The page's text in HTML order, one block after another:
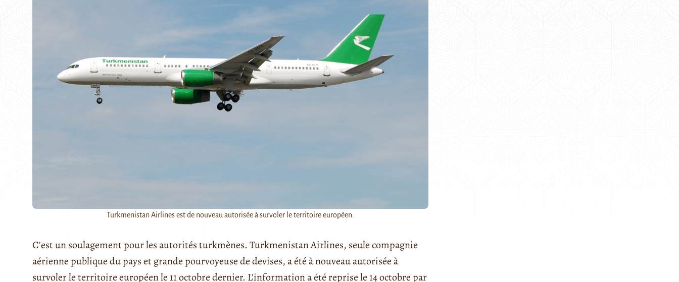
Turkmenistan Airlines est de nouveau autorisée à survoler le territoire européen.
C'est un soulagement pour les autorités turkmènes. Turkmenistan Airlines, seule compagnie
aérienne publique du pays et grande pourvoyeuse de devises, a été à nouveau autorisée à
survoler le territoire européen le 11 octobre dernier. L'information a été reprise le 14 octobre par